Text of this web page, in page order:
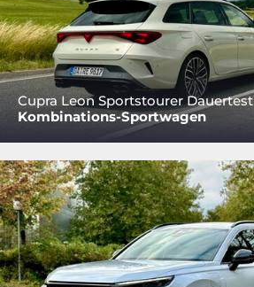
Cupra Leon Sportstourer Dauertest
Kombinations-Sportwagen